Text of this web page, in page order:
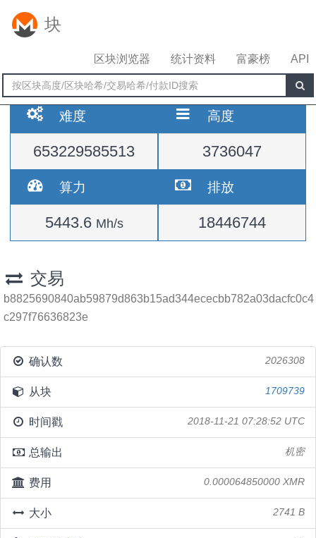
块
区块浏览器 统计资料 富豪榜 API
难度
653229585513
高度
3736047
算力
5443.6 Mh/s
排放
18446744
交易
b8825690840ab59879d863b15ad344ececbb782a03dacfc0c4
c297f76636823e
确认数 2026308
从块 1709739
时间戳 2018-11-21 07:28:52 UTC
总输出 机密
费用 0.000064850000 XMR
大小 2741 B